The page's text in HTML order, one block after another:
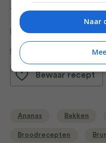
taartplateau en verdeel
Deel dit recept
Bewaar recept
Ananas Bakken
Broodrecepten
Naar